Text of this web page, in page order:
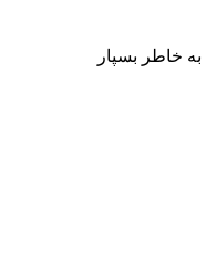
به خاطر بسپار